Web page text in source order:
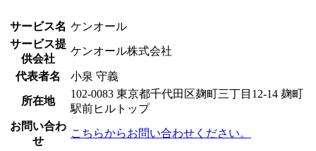
サービス名 ケンオール
サービス提
供会社
ケンオール株式会社
代表者名 小泉 守義
所在地
102-0083 東京都千代田区麹町三丁目12-14 麹町
駅前ヒルトップ
お問い合わ
せ
こちらからお問い合わせください。